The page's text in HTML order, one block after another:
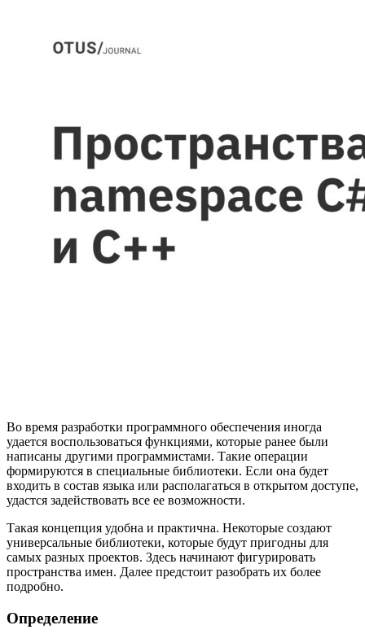
Во время разработки программного обеспечения иногда
удается воспользоваться функциями, которые ранее были
написаны другими программистами. Такие операции
формируются в специальные библиотеки. Если она будет
входить в состав языка или располагаться в открытом доступе,
удастся задействовать все ее возможности.
Такая концепция удобна и практична. Некоторые создают
универсальные библиотеки, которые будут пригодны для
самых разных проектов. Здесь начинают фигурировать
пространства имен. Далее предстоит разобрать их более
подробно.
Определение